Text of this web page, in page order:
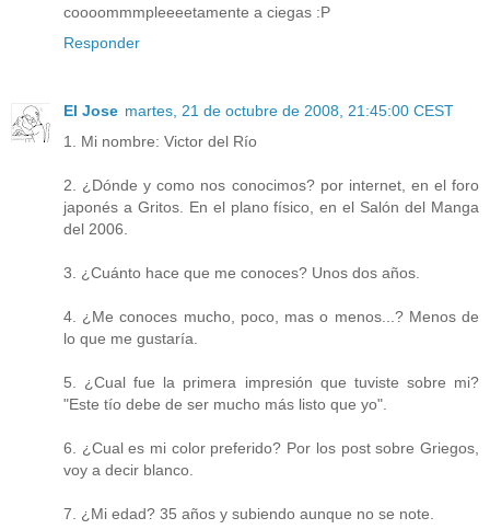
coooommmpleeeetamente a ciegas :P
Responder
El Jose martes, 21 de octubre de 2008, 21:45:00 CEST
1. Mi nombre: Victor del Río
2. ¿Dónde y como nos conocimos? por internet, en el foro
japonés a Gritos. En el plano físico, en el Salón del Manga
del 2006.
3. ¿Cuánto hace que me conoces? Unos dos años.
4. ¿Me conoces mucho, poco, mas o menos...? Menos de
lo que me gustaría.
5. ¿Cual fue la primera impresión que tuviste sobre mi?
"Este tío debe de ser mucho más listo que yo".
6. ¿Cual es mi color preferido? Por los post sobre Griegos,
voy a decir blanco.
7. ¿Mi edad? 35 años y subiendo aunque no se note.